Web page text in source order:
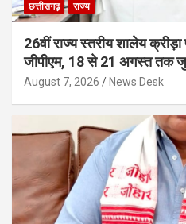
छत्तीसगढ़ राज्य
26वीं राज्य स्तरीय शालेय क्रीड़ा
जीपीएम, 18 से 21 अगस्त तक
August 7, 2026 News Desk